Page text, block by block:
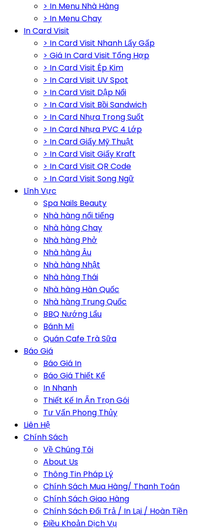
> In Menu Nhà Hàng
> In Menu Chay
In Card Visit
> In Card Visit Nhanh Lấy Gấp
> Giá In Card Visit Tổng Hợp
> In Card Visit Ép Kim
> In Card Visit UV Spot
> In Card Visit Dập Nổi
> In Card Visit Bồi Sandwich
> In Card Nhựa Trong Suốt
> In Card Nhựa PVC 4 Lớp
> In Card Giấy Mỹ Thuật
> In Card Visit Giấy Kraft
> In Card Visit QR Code
> In Card Visit Song Ngữ
Lĩnh Vực
Spa Nails Beauty
Nhà hàng nổi tiếng
Nhà hàng Chay
Nhà hàng Phở
Nhà hàng Âu
Nhà hàng Nhật
Nhà hàng Thái
Nhà hàng Hàn Quốc
Nhà hàng Trung Quốc
BBQ Nướng Lẩu
Bánh Mì
Quán Cafe Trà Sữa
Báo Giá
Báo Giá In
Báo Giá Thiết Kế
In Nhanh
Thiết Kế In Ấn Trọn Gói
Tư Vấn Phong Thủy
Liên Hệ
Chính Sách
Về Chúng Tôi
About Us
Thông Tin Pháp Lý
Chính Sách Mua Hàng/ Thanh Toán
Chính Sách Giao Hàng
Chính Sách Đổi Trả / In Lại / Hoàn Tiền
Điều Khoản Dịch Vụ